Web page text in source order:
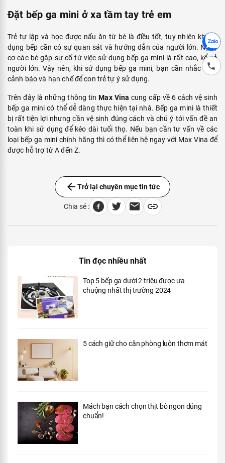
Đặt bếp ga mini ở xa tầm tay trẻ em
Trẻ tự lập và học được nấu ăn từ bé là điều tốt, tuy nhiên khi sử
dụng bếp cần có sự quan sát và hướng dẫn của người lớn. Nguy
cơ các bé gặp sự cố từ việc sử dụng bếp ga mini là rất cao, kể cả
người lớn. Vậy nên, khi sử dụng bếp ga mini, bạn cần nhắc nhở,
cảnh báo và hạn chế để con trẻ tự ý sử dụng.
Trên đây là những thông tinMax Vina cung cấp về 6 cách vệ sinh
bếp ga mini có thể dễ dàng thực hiện tại nhà. Bếp ga mini là thiết
bị rất tiện lợi nhưng cần vệ sinh đúng cách và chú ý tới vấn đề an
toàn khi sử dụng để kéo dài tuổi thọ. Nếu bạn cần tư vấn về các
loại bếp ga mini chính hãng thì có thể liên hệ ngay với Max Vina để
được hỗ trợ từ A đến Z.
Trở lại chuyên mục tin tức
Chia sẻ :
Tin đọc nhiều nhất
Top 5 bếp ga dưới 2 triệu được ưa
chuộng nhất thị trường 2024
5 cách giữ cho căn phòng luôn thơm mát
Mách bạn cách chọn thịt bò ngon đúng
chuẩn!